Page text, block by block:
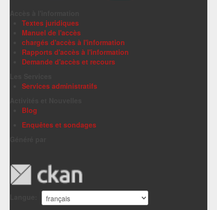
Textes juridiques
Manuel de l'accès
chargés d'accès à l'information
Rapports d'accès à l'information
Demande d'accès et recours
Services administratifs
Blog
Enquêtes et sondages